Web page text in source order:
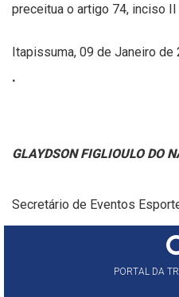
preceitua o artigo 74, inciso
Itapissuma, 09 de Janeiro de
.
GLAYDSON FIGLIOULO DO
Secretário de Eventos
PORTAL DA